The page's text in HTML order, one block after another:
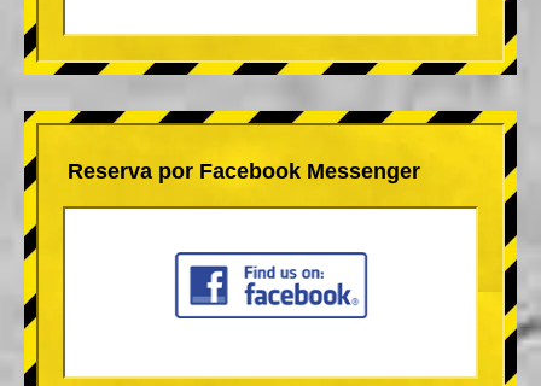
Reserva por Facebook Messenger